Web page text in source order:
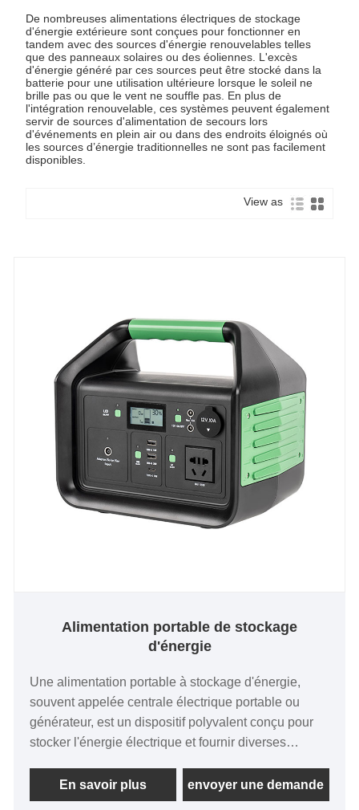
De nombreuses alimentations électriques de stockage
d'énergie extérieure sont conçues pour fonctionner en
tandem avec des sources d'énergie renouvelables telles
que des panneaux solaires ou des éoliennes. L'excès
d'énergie généré par ces sources peut être stocké dans la
batterie pour une utilisation ultérieure lorsque le soleil ne
brille pas ou que le vent ne souffle pas. En plus de
l'intégration renouvelable, ces systèmes peuvent également
servir de sources d'alimentation de secours lors
d'événements en plein air ou dans des endroits éloignés où
les sources d’énergie traditionnelles ne sont pas facilement
disponibles.
View as
Alimentation portable de stockage
d'énergie
Une alimentation portable à stockage d'énergie,
souvent appelée centrale électrique portable ou
générateur, est un dispositif polyvalent conçu pour
stocker l'énergie électrique et fournir diverses
fonctionner des appareils électroniques et de petits
appareils. Vous pouvez être assuré d'acheter une
En savoir plus envoyer une demande